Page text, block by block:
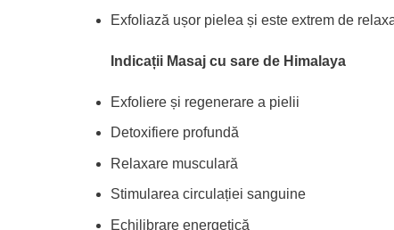
Exfoliază ușor pielea și este extrem de
Indicații Masaj cu sare de Himalaya
Exfoliere și regenerare a pielii
Detoxifiere profundă
Relaxare musculară
Stimularea circulației sanguine
Echilibrare energetică